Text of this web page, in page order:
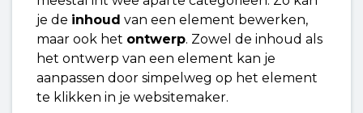
je de inhoud van een element bewerken,
maar ook het ontwerp. Zowel de inhoud als
het ontwerp van een element kan je
aanpassen door simpelweg op het element
te klikken in je websitemaker.